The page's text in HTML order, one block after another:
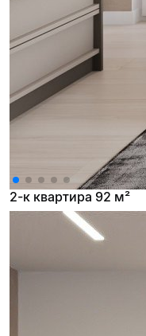
2-к квартира 92 м²